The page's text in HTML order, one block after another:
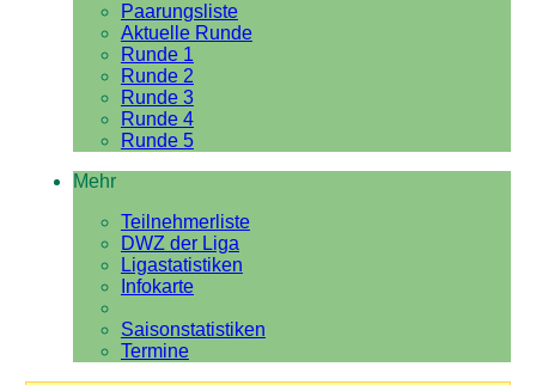
Paarungsliste
Aktuelle Runde
Runde 1
Runde 2
Runde 3
Runde 4
Runde 5
Mehr
Teilnehmerliste
DWZ der Liga
Ligastatistiken
Infokarte
Saisonstatistiken
Termine